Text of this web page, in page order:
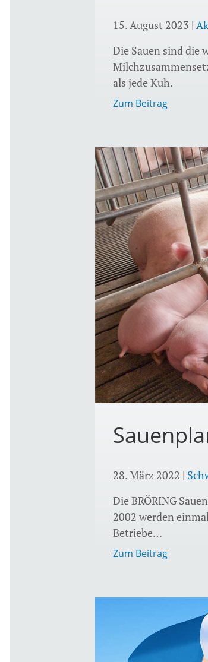
15. August 2023 |
Die Sauen sind die
als jede Kuh.
Zum Beitrag
28. März 2022 |
Die BRÖRING
2002 werden
Betriebe…
Zum Beitrag